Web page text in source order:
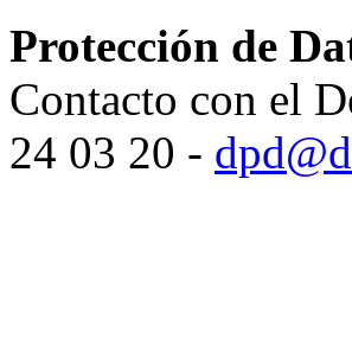
Protección de
Contacto con el
24 03 20 -